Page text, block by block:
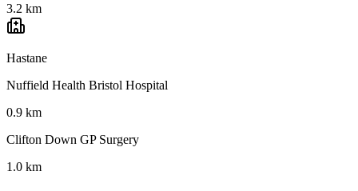
3.2 km
Hastane
Nuffield Health Bristol Hospital
0.9 km
Clifton Down GP Surgery
1.0 km